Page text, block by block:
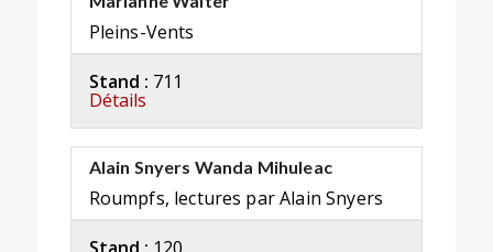
Pleins-Vents
Stand : 711
Détails
Alain Snyers Wanda Mihuleac
Roumpfs, lectures par Alain Snyers